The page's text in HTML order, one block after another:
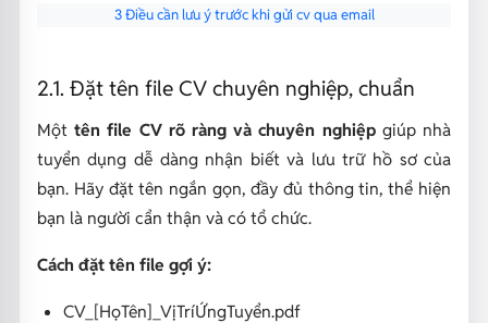
3 Điều cần lưu ý trước khi gửi cv qua email
2.1. Đặt tên file CV chuyên nghiệp, chuẩn
Mộttên file CV rõ ràng và chuyên nghiệpgiúp nhà
tuyển dụng dễ dàng nhận biết và lưu trữ hồ sơ của
bạn. Hãy đặt tên ngắn gọn, đầy đủ thông tin, thể hiện
bạn là người cẩn thận và có tổ chức.
Cách đặt tên file gợi ý:
CV_[HọTên]_VịTríỨngTuyển.pdf